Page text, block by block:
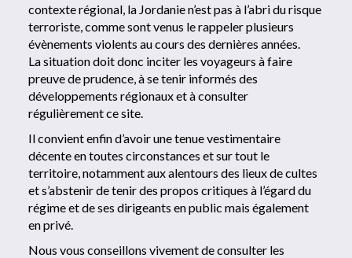
contexte régional, la Jordanie n’est pas à l’abri du risque
terroriste, comme sont venus le rappeler plusieurs
évènements violents au cours des dernières années.
La situation doit donc inciter les voyageurs à faire
preuve de prudence, à se tenir informés des
développements régionaux et à consulter
régulièrement ce site.
Il convient enfin d’avoir une tenue vestimentaire
décente en toutes circonstances et sur tout le
territoire, notamment aux alentours des lieux de cultes
et s’abstenir de tenir des propos critiques à l’égard du
régime et de ses dirigeants en public mais également
en privé.
Nous vous conseillons vivement de consulter les